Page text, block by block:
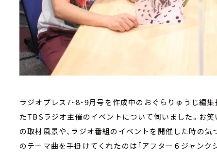
ラジオプレス7・8・9月号を作成中のおぐらりゅうじ編
たTBSラジオ主催のイベントについて伺いました。お笑
の取材風景や、ラジオ番組のイベントを開催した時の
のテーマ曲を手掛けてくれたのは「アフター６ジャンク